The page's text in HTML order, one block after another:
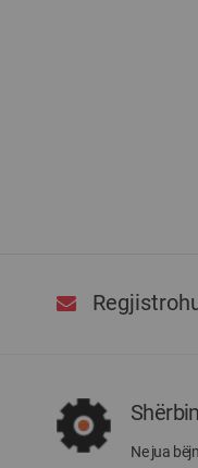
Ne jua